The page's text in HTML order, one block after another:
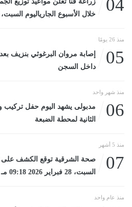
04
خلال الأسبوع الجارياليوم السبت، 25 يوليو 2026 04:00 مـ
منذ 26 يومًا
05
إصابة مروان البرغوثي بنزيف
داخل السجن
منذ شهر واحد
06
مدبولى يشهد اليوم حفل تركيب
الثانية لمحطة الضبعة
منذ 5 أشهر
07
السبت، 28 فبراير 2026 09:18 مـ
منذ عام واحد